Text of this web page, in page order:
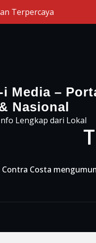
Terpercaya
Media –
Nasional
Lengkap dari Lokal
Contra Costa